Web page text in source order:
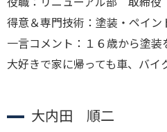
得意＆専門技術：塗装・ペイン
一言コメント：１６歳から塗装
大好きで家に帰っても車、バイ
大内田 順二